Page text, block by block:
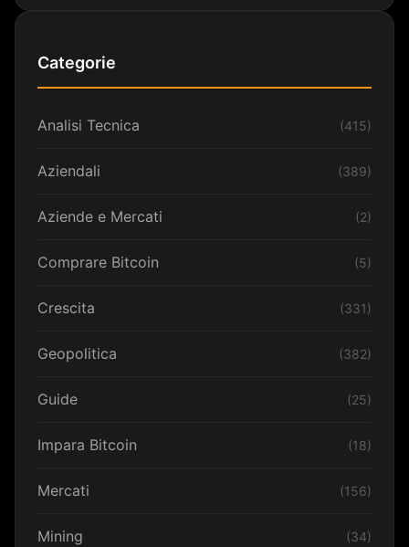
Categorie
Analisi Tecnica (415)
Aziendali (389)
Aziende e Mercati (2)
Comprare Bitcoin (5)
Crescita (331)
Geopolitica (382)
Guide (25)
Impara Bitcoin (18)
Mercati (156)
Mining (34)